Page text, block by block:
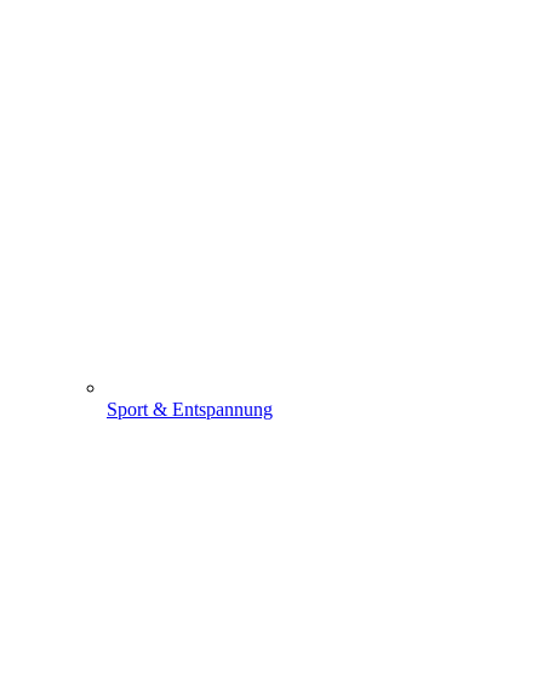
Sport & Entspannung